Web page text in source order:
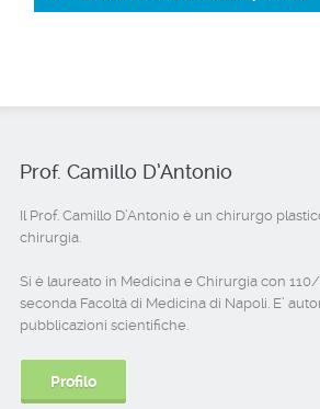
Prof. Camillo D’Antonio
Il Prof. Camillo D’Antonio è un chirurgo
chirurgia.
Si è laureato in Medicina e Chirurgia con
seconda Facoltà di Medicina di Napoli. E’
pubblicazioni scientifiche.
Profilo